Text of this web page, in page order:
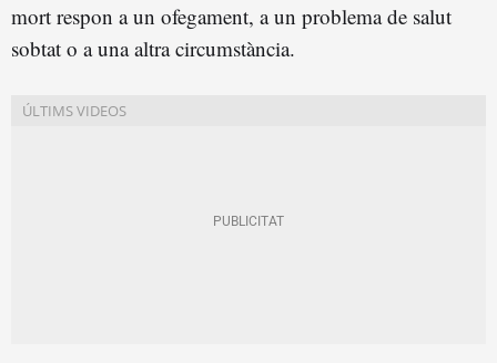
mort respon a un ofegament, a un problema de salut
sobtat o a una altra circumstància.